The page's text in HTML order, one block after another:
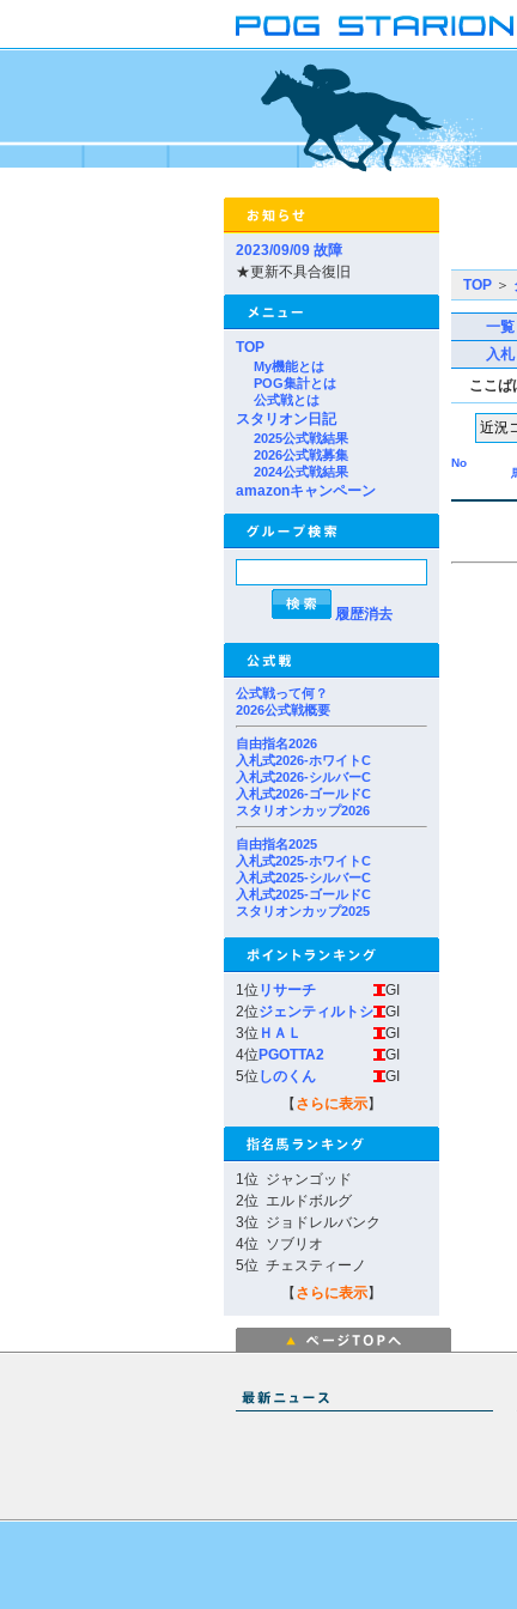
2023/09/09 故障
★更新不具合復旧
TOP
My機能とは
POG集計とは
公式戦とは
スタリオン日記
2025公式戦結果
2026公式戦募集
2024公式戦結果
amazonキャンペーン
履歴消去
公式戦って何？
2026公式戦概要
自由指名2026
入札式2026-ホワイトC
入札式2026-シルバーC
入札式2026-ゴールドC
スタリオンカップ2026
自由指名2025
入札式2025-ホワイトC
入札式2025-シルバーC
入札式2025-ゴールドC
スタリオンカップ2025
1位 リサーチ
GI
2位ジェンティルトシ
GI
3位 ＨＡＬ
GI
4位 PGOTTA2
GI
5位 しのくん
GI
【 さらに表示】
1位 ジャンゴッド
2位 エルドボルグ
3位 ジョドレルバンク
4位 ソブリオ
5位 チェスティーノ
【 さらに表示】
TOP ＞
一覧
入札
ここば
No